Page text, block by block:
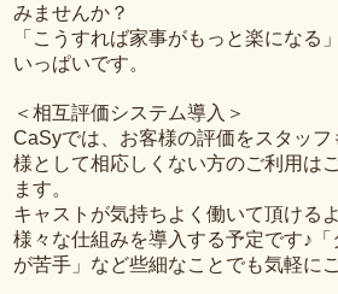
みませんか？
「こうすれば家事がもっと楽になる
いっぱいです。
＜相互評価システム導入＞
CaSyでは、お客様の評価をスタッ
様として相応しくない方のご利用は
ます。
キャストが気持ちよく働いて頂ける
様々な仕組みを導入する予定です♪「
が苦手」など些細なことでも気軽に